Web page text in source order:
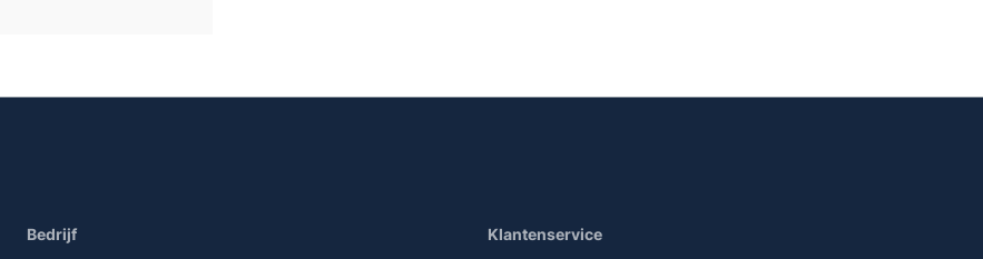
Bedrijf Klantenservice